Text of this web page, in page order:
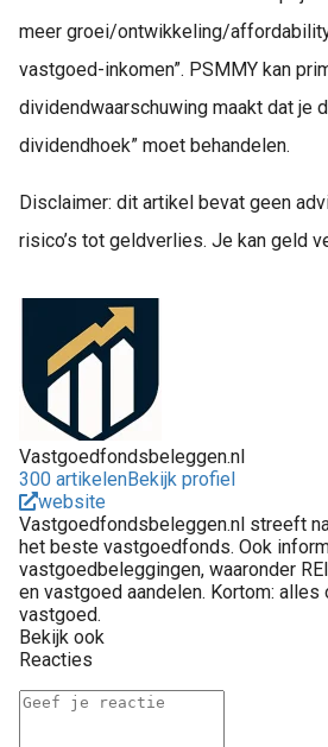
meer groei/ontwikkeling/
vastgoed-inkomen”. PSMMY kan
dividendwaarschuwing maakt dat je
dividendhoek” moet behandelen.
Disclaimer: dit artikel bevat geen
risico’s tot geldverlies. Je kan geld
Vastgoedfondsbeleggen.nl
300 artikelenBekijk profiel
website
Vastgoedfondsbeleggen.nl streeft
het beste vastgoedfonds. Ook
vastgoedbeleggingen, waaronder
en vastgoed aandelen. Kortom:
vastgoed.
Bekijk ook
Reacties